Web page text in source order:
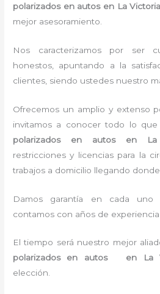
polarizados en autos en La
mejor asesoramiento.
Nos caracterizamos por ser
honestos, apuntando a la
clientes, siendo ustedes nuestro
Ofrecemos un amplio y extenso
invitamos a conocer todo lo
polarizados en autos en
restricciones y licencias para la
trabajos a domicilio llegando
Damos garantía en cada uno
contamos con años de
El tiempo será nuestro mejor
polarizados en autos en La
elección.